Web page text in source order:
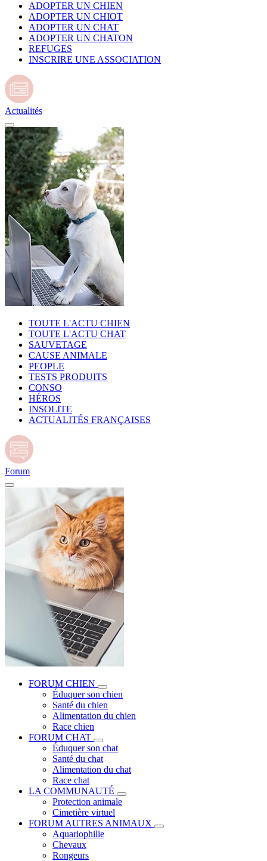
ADOPTER UN CHIEN
ADOPTER UN CHIOT
ADOPTER UN CHAT
ADOPTER UN CHATON
REFUGES
INSCRIRE UNE ASSOCIATION
Actualités
TOUTE L'ACTU CHIEN
TOUTE L'ACTU CHAT
SAUVETAGE
CAUSE ANIMALE
PEOPLE
TESTS PRODUITS
CONSO
HÉROS
INSOLITE
ACTUALITÉS FRANÇAISES
Forum
FORUM CHIEN
Éduquer son chien
Santé du chien
Alimentation du chien
Race chien
FORUM CHAT
Éduquer son chat
Santé du chat
Alimentation du chat
Race chat
LA COMMUNAUTÉ
Protection animale
Cimetière virtuel
FORUM AUTRES ANIMAUX
Aquariophilie
Chevaux
Rongeurs